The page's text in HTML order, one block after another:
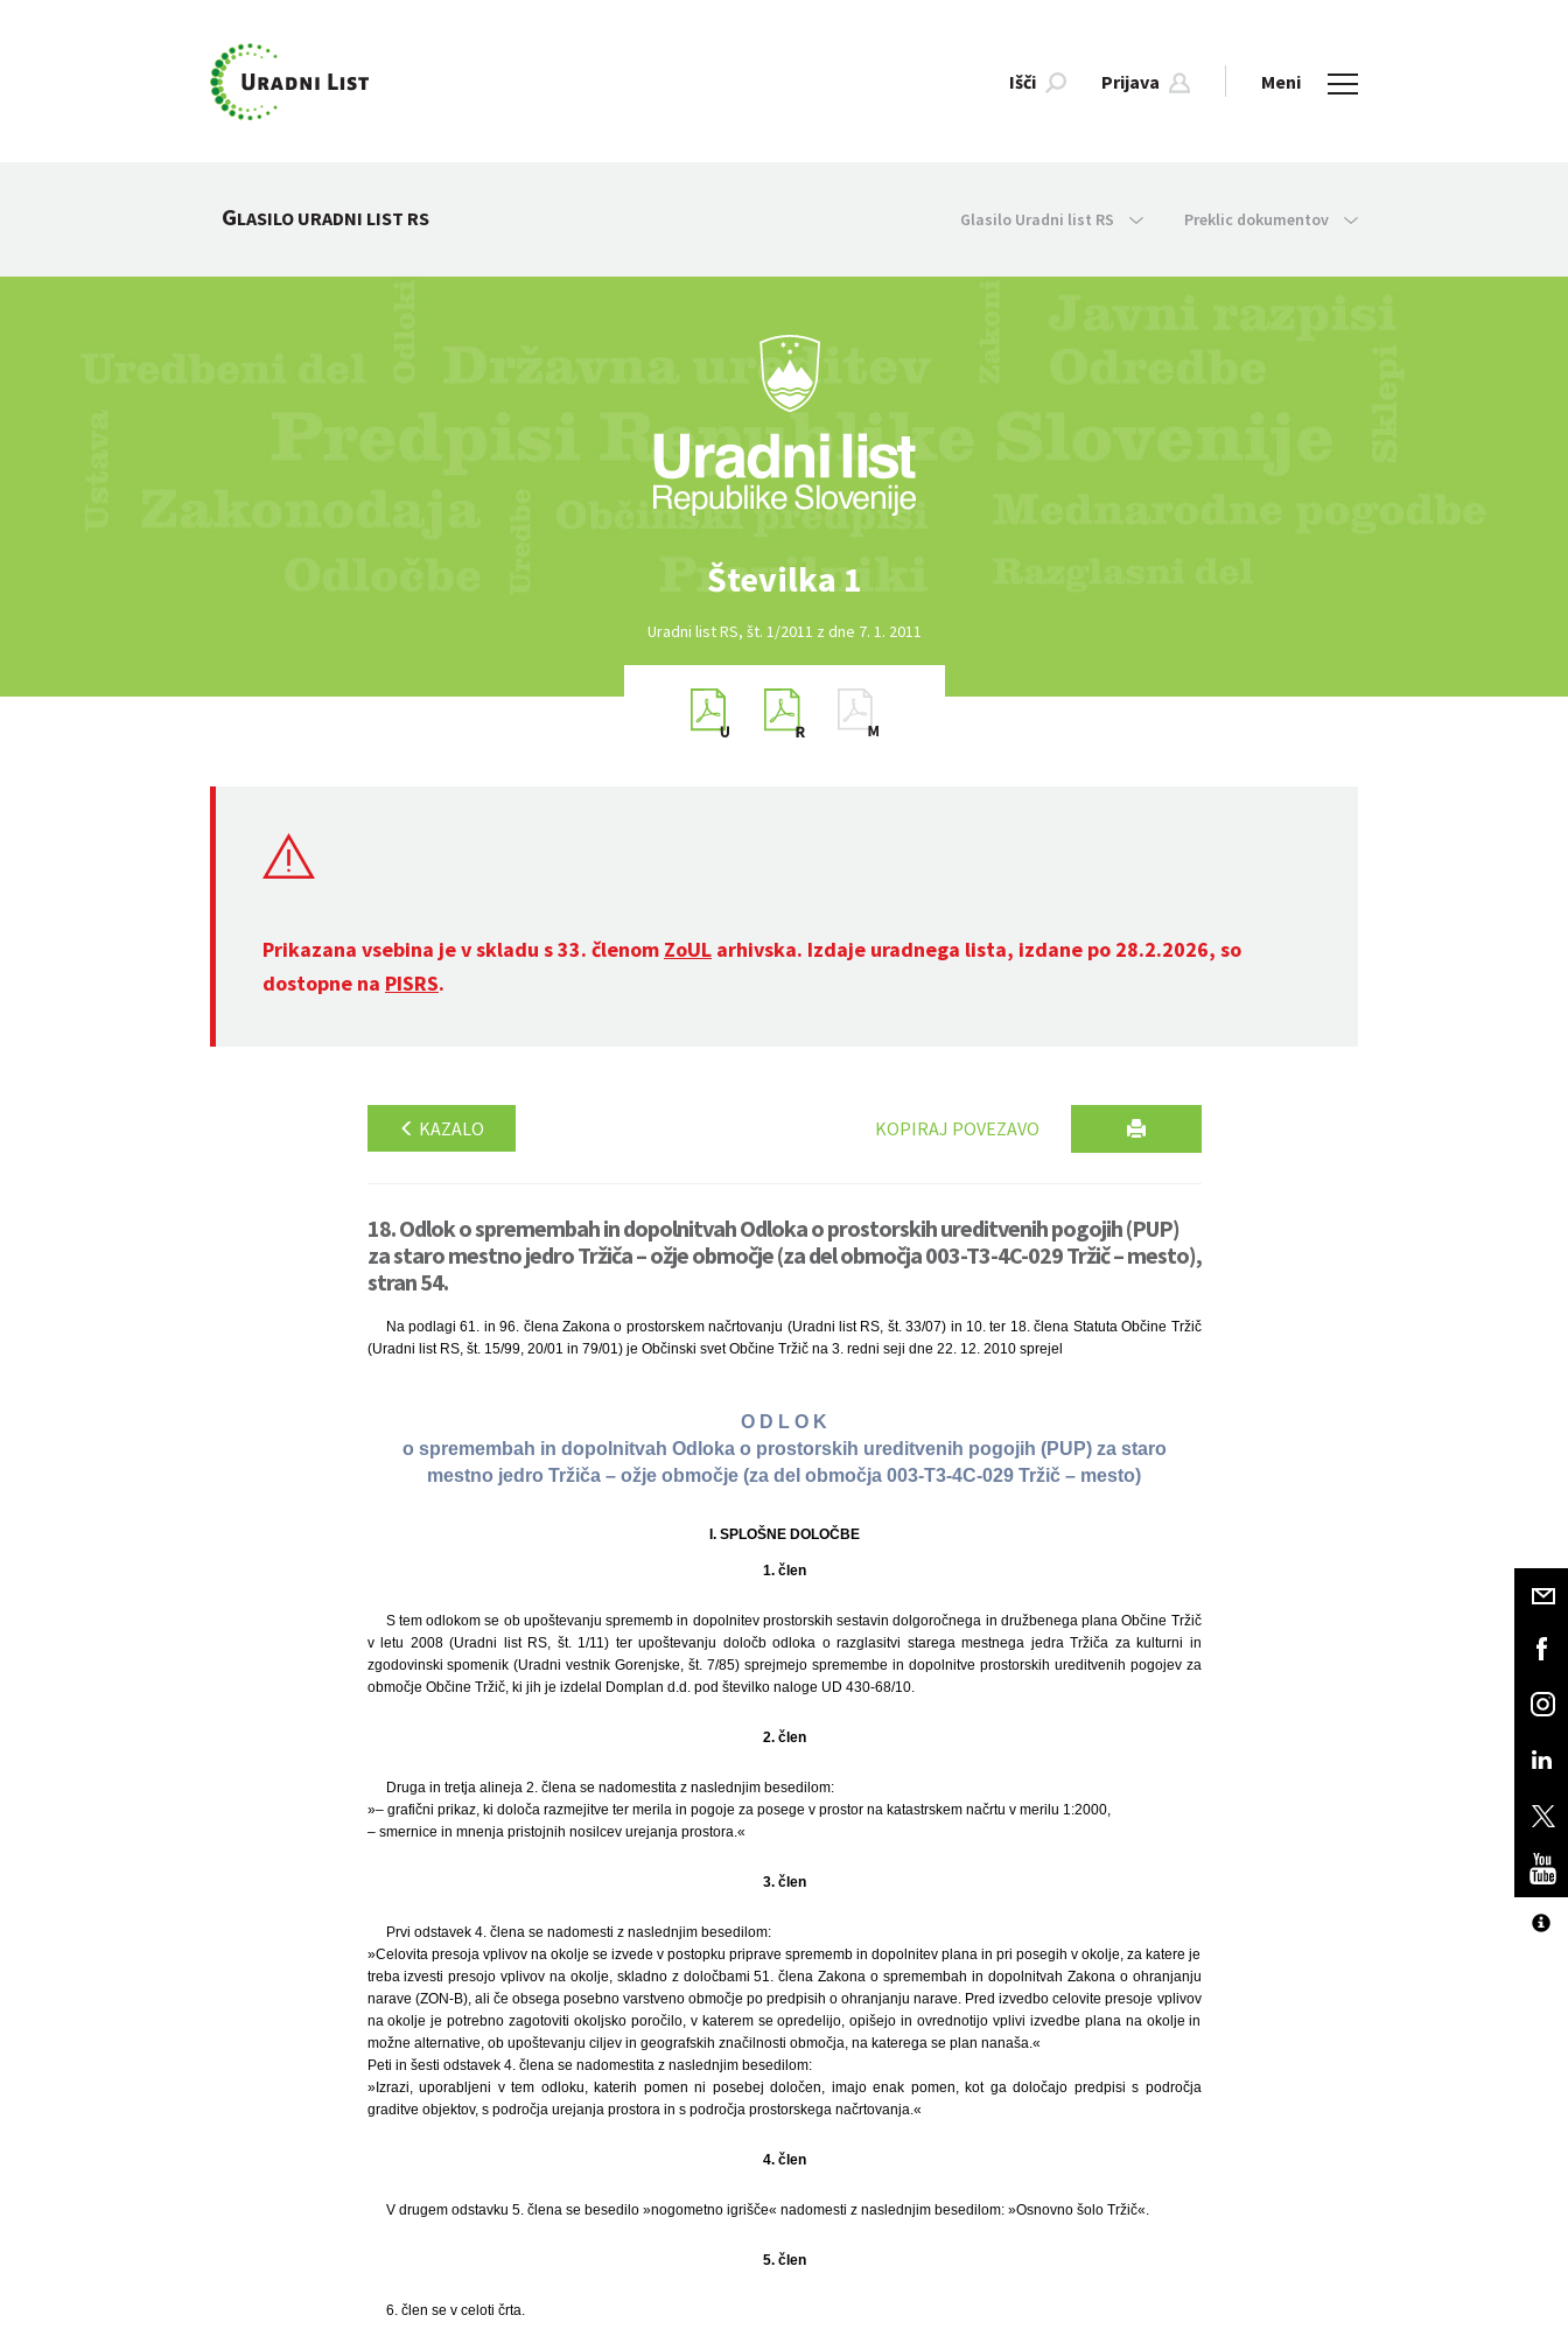
Išči Prijava Meni
GLASILO URADNI LIST RS Glasilo Uradni list RS Preklic dokumentov
Številka 1
Uradni list RS, št. 1/2011 z dne 7. 1. 2011
Prikazana vsebina je v skladu s 33. členom ZoUL arhivska. Izdaje uradnega lista, izdane po 28.2.2026, so
dostopne na PISRS.
KAZALO KOPIRAJ POVEZAVO
18. Odlok o spremembah in dopolnitvah Odloka o prostorskih ureditvenih pogojih (PUP)
za staro mestno jedro Tržiča – ožje območje (za del območja 003-T3-4C-029 Tržič – mesto),
stran 54.
Na podlagi 61. in 96. člena Zakona o prostorskem načrtovanju (Uradni list RS, št. 33/07) in 10. ter 18. člena Statuta Občine Tržič
(Uradni list RS, št. 15/99, 20/01 in 79/01) je Občinski svet Občine Tržič na 3. redni seji dne 22. 12. 2010 sprejel
O D L O K
o spremembah in dopolnitvah Odloka o prostorskih ureditvenih pogojih (PUP) za staro
mestno jedro Tržiča – ožje območje (za del območja 003-T3-4C-029 Tržič – mesto)
I. SPLOŠNE DOLOČBE
1. člen
S tem odlokom se ob upoštevanju sprememb in dopolnitev prostorskih sestavin dolgoročnega in družbenega plana Občine Tržič
v letu 2008 (Uradni list RS, št. 1/11) ter upoštevanju določb odloka o razglasitvi starega mestnega jedra Tržiča za kulturni in
zgodovinski spomenik (Uradni vestnik Gorenjske, št. 7/85) sprejmejo spremembe in dopolnitve prostorskih ureditvenih pogojev za
območje Občine Tržič, ki jih je izdelal Domplan d.d. pod številko naloge UD 430-68/10.
2. člen
Druga in tretja alineja 2. člena se nadomestita z naslednjim besedilom:
»– grafični prikaz, ki določa razmejitve ter merila in pogoje za posege v prostor na katastrskem načrtu v merilu 1:2000,
– smernice in mnenja pristojnih nosilcev urejanja prostora.«
3. člen
Prvi odstavek 4. člena se nadomesti z naslednjim besedilom:
»Celovita presoja vplivov na okolje se izvede v postopku priprave sprememb in dopolnitev plana in pri posegih v okolje, za katere je
treba izvesti presojo vplivov na okolje, skladno z določbami 51. člena Zakona o spremembah in dopolnitvah Zakona o ohranjanju
narave (ZON-B), ali če obsega posebno varstveno območje po predpisih o ohranjanju narave. Pred izvedbo celovite presoje vplivov
na okolje je potrebno zagotoviti okoljsko poročilo, v katerem se opredelijo, opišejo in ovrednotijo vplivi izvedbe plana na okolje in
možne alternative, ob upoštevanju ciljev in geografskih značilnosti območja, na katerega se plan nanaša.«
Peti in šesti odstavek 4. člena se nadomestita z naslednjim besedilom:
»Izrazi, uporabljeni v tem odloku, katerih pomen ni posebej določen, imajo enak pomen, kot ga določajo predpisi s področja
graditve objektov, s področja urejanja prostora in s področja prostorskega načrtovanja.«
4. člen
V drugem odstavku 5. člena se besedilo »nogometno igrišče« nadomesti z naslednjim besedilom: »Osnovno šolo Tržič«.
5. člen
6. člen se v celoti črta.